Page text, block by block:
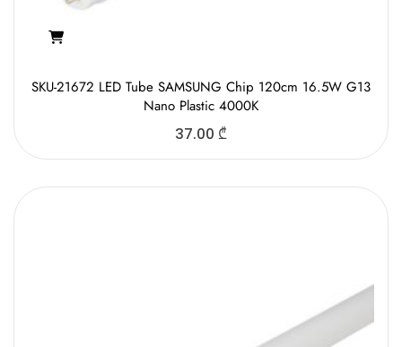
SKU-21672 LED Tube SAMSUNG Chip 120cm 16.5W G13
Nano Plastic 4000K
37.00 ₾